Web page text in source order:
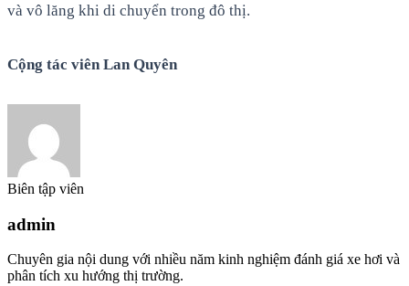
và vô lăng khi di chuyển trong đô thị.
Cộng tác viên Lan Quyên
Biên tập viên
admin
Chuyên gia nội dung với nhiều năm kinh nghiệm đánh giá xe hơi và
phân tích xu hướng thị trường.